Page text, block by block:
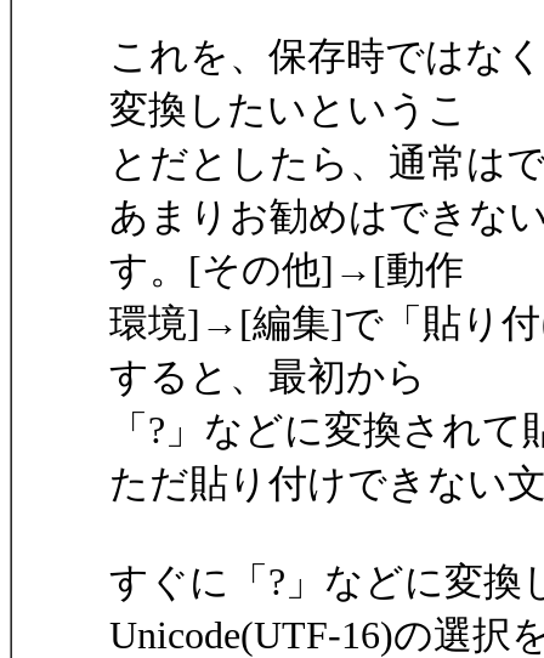
これを、保存時ではな
変換したいというこ
とだとしたら、通常は
あまりお勧めはできな
す。[その他]→[動作
環境]→[編集]で「貼り付
すると、最初から
「?」などに変換され
ただ貼り付けできない
すぐに「?」などに変
Unicode(UTF-16)の選択